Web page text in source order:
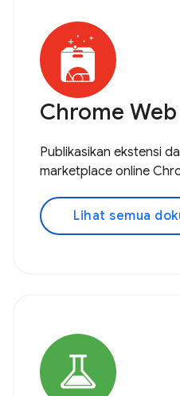
Chrome
Publikasikan ekstensi
marketplace online
Lihat semua